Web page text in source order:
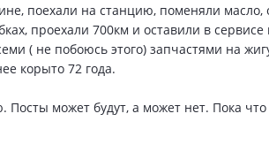
поехали на станцию, поменяли
проехали 700км и оставили в
( не побоюсь этого) запчастями на
корыто 72 года.
может будут, а может нет. Пока